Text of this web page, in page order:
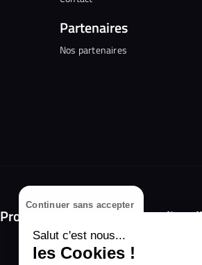
Continuer sans accepter
Salut c'est nous...
les Cookies !
Partenaires
Nos partenaires
Prolongez l'expérience avec
Disponible sur l'App Store et